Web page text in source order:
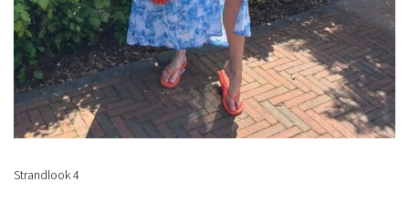
Strandlook 4